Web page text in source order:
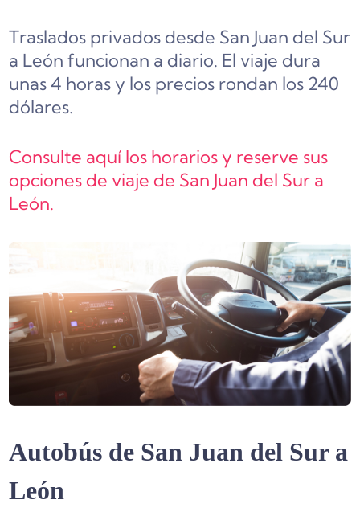
Traslados privados desde San Juan del Sur
a León funcionan a diario. El viaje dura
unas 4 horas y los precios rondan los 240
dólares.
Consulte aquí los horarios y reserve sus
opciones de viaje de San Juan del Sur a
León.
Autobús de San Juan del Sur a
León